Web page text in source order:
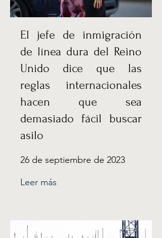
El jefe de inmigración
de línea dura del Reino
Unido dice que las
reglas internacionales
hacen que sea
demasiado fácil buscar
asilo
26 de septiembre de 2023
Leer más